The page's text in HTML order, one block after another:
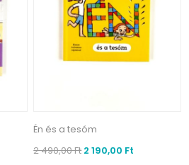
Én és a tesóm
2 490,00 Ft2 190,00 Ft